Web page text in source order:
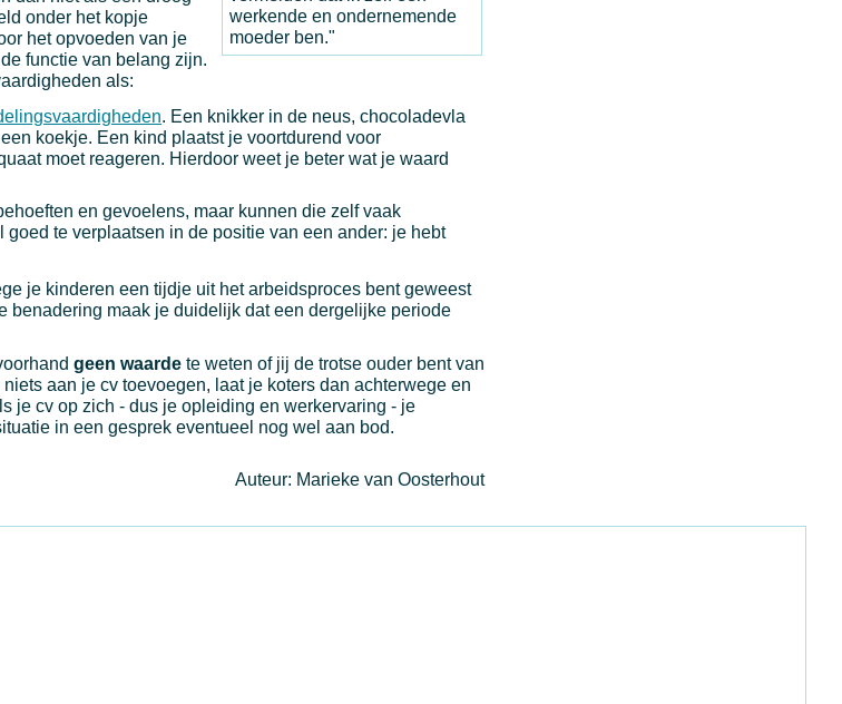
werkende en ondernemende
moeder ben."
onder het kopje
het opvoeden van je
functie van belang zijn.
als:
. Een knikker in de neus, chocoladevla
koekje. Een kind plaatst je voortdurend voor
moet reageren. Hierdoor weet je beter wat je waard
en gevoelens, maar kunnen die zelf vaak
te verplaatsen in de positie van een ander: je hebt
je kinderen een tijdje uit het arbeidsproces bent geweest
benadering maak je duidelijk dat een dergelijke periode
geen waarde te weten of jij de trotse ouder bent van
aan je cv toevoegen, laat je koters dan achterwege en
je cv op zich - dus je opleiding en werkervaring - je
in een gesprek eventueel nog wel aan bod.
Auteur: Marieke van Oosterhout